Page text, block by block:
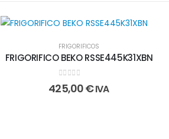
FRIGORIFICOS
FRIGORIFICO BEKO RSSE445K31XBN
0 out of 5
425,00€IVA